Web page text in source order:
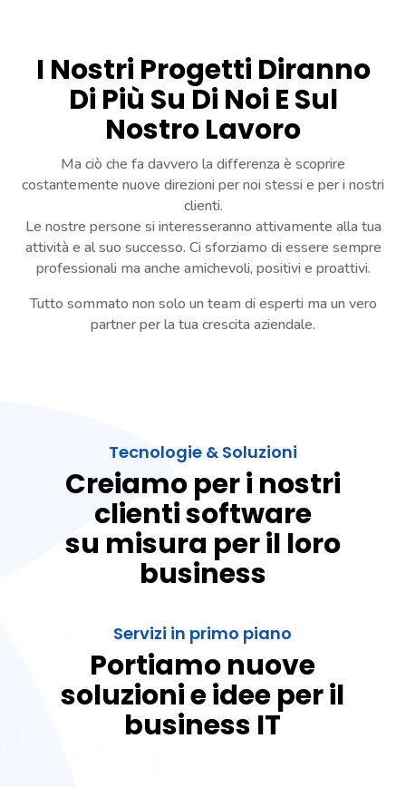
I Nostri Progetti Diranno
Di Più Su Di Noi E Sul
Nostro Lavoro
Ma ciò che fa davvero la differenza è scoprire
costantemente nuove direzioni per noi stessi e per i nostri
clienti.
Le nostre persone si interesseranno attivamente alla tua
attività e al suo successo. Ci sforziamo di essere sempre
professionali ma anche amichevoli, positivi e proattivi.
Tutto sommato non solo un team di esperti ma un vero
partner per la tua crescita aziendale.
Tecnologie & Soluzioni
Creiamo per i nostri
clienti software
su misura per il loro
business
Servizi in primo piano
Portiamo nuove
soluzioni e idee per il
business IT